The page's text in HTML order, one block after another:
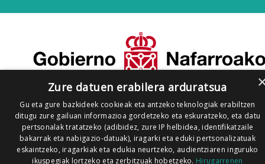
Zure datuen erabilera arduratsua
Gu eta gure bazkideek cookieak eta antzeko teknologiak erabiltzen
ditugu zure gailuan informazioa gordetzeko eta eskuratzeko, eta datu
pertsonalak tratatzeko (adibidez, zure IP helbidea, identifikatzaile
bakarrak eta nabigazio-datuak), iragarki eta eduki pertsonalizatuak
eskaintzeko, iragarkiak eta edukia neurtzeko, audientziaren inguruko
ikuspegiak lortzeko eta zerbitzuak hobetzeko. Hirugarrenen